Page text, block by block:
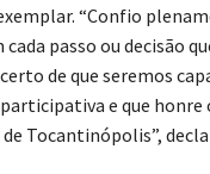
“Confio
passo ou decisão
de que seremos
e que honre
Tocantinópolis”,